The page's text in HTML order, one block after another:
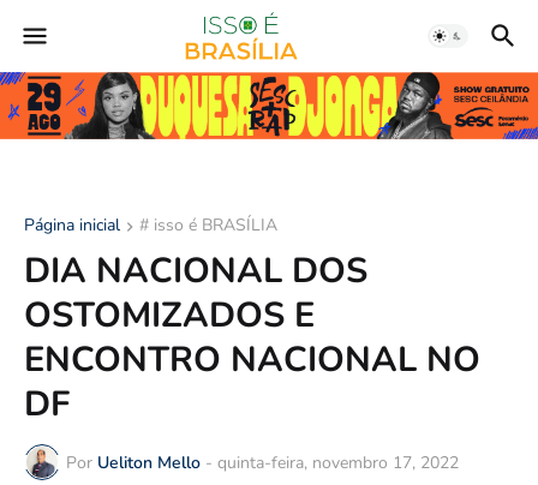
Página inicial # isso é BRASÍLIA
DIA NACIONAL DOS
OSTOMIZADOS E
ENCONTRO NACIONAL NO
DF
Por Ueliton Mello - quinta-feira, novembro 17, 2022